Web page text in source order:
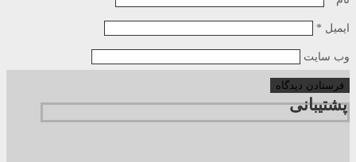
ایمیل *
وب‌ سایت
پشتیبانی